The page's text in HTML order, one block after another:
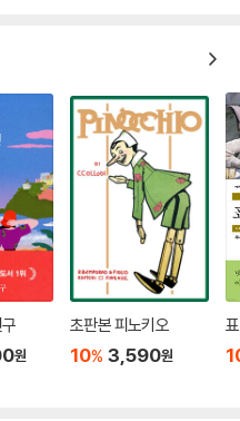
고 마는 엘리아스 포르톨루라는
의 사랑, 인생의 선후배 사이의
에 이르기까지, 우리의 삶을 이
이다.
하고 속상했던 적이 한두 번이
고, 자꾸만 다른 길로 가는 얼빠진
라고 다독거리고 꾸짖고 싶어지
미워할 수 없었던 이유는 나 또한
귀담아듣지 않았고, 갈 바를 알
한 스치는 바람에도 구부러지는
원
초판본 피노키오
10% 3,590원